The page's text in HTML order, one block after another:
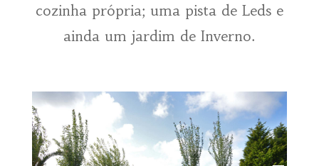
cozinha própria; uma pista de Leds e
ainda um jardim de Inverno.